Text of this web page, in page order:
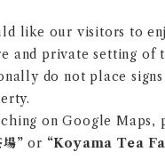
like our visitors to
and private setting of
do not place
on Google Maps,
場” or “Koyama Tea